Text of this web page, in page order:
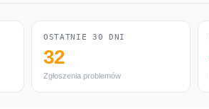
OSTATNIE 30 DNI
32
Zgłoszenia problemów